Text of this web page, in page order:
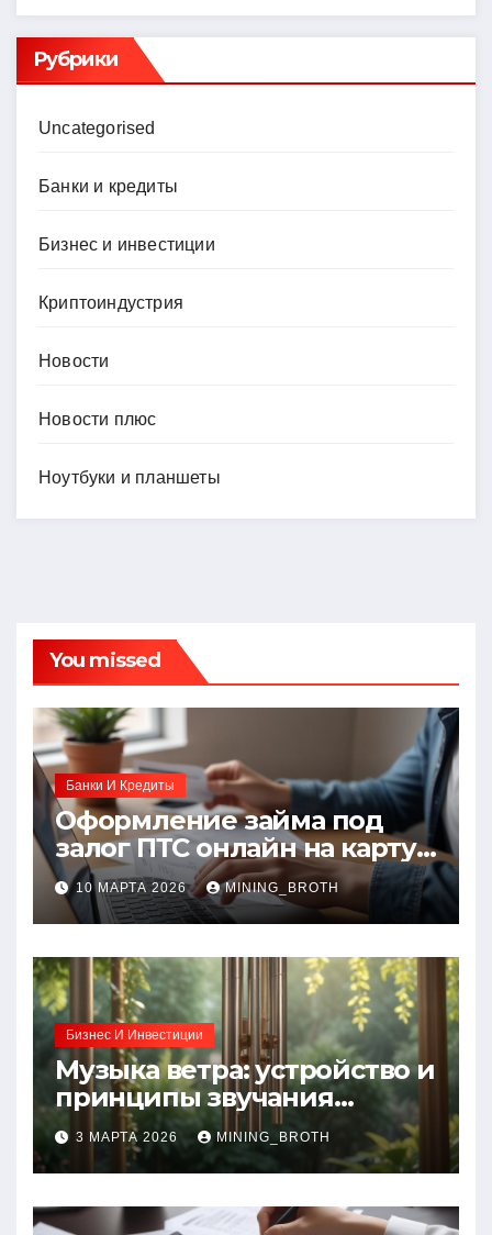
Рубрики
Uncategorised
Банки и кредиты
Бизнес и инвестиции
Криптоиндустрия
Новости
Новости плюс
Ноутбуки и планшеты
You missed
Банки И Кредиты
Оформление займа под
залог ПТС онлайн на карту
без визита в офис: порядок,
требования и документы
10 МАРТА 2026 MINING_BROTH
Бизнес И Инвестиции
Музыка ветра: устройство и
принципы звучания
колокольчиков
3 МАРТА 2026 MINING_BROTH